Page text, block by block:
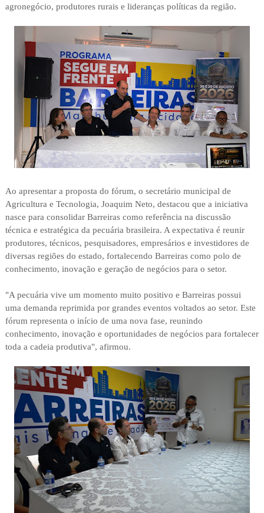
agronegócio, produtores rurais e lideranças políticas da região.
Ao apresentar a proposta do fórum, o secretário municipal de
Agricultura e Tecnologia, Joaquim Neto, destacou que a iniciativa
nasce para consolidar Barreiras como referência na discussão
técnica e estratégica da pecuária brasileira. A expectativa é reunir
produtores, técnicos, pesquisadores, empresários e investidores de
diversas regiões do estado, fortalecendo Barreiras como polo de
conhecimento, inovação e geração de negócios para o setor.
"A pecuária vive um momento muito positivo e Barreiras possui
uma demanda reprimida por grandes eventos voltados ao setor. Este
fórum representa o início de uma nova fase, reunindo
conhecimento, inovação e oportunidades de negócios para fortalecer
toda a cadeia produtiva", afirmou.